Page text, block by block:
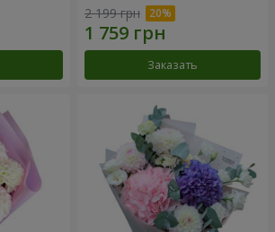
2 199 грн
Заказать